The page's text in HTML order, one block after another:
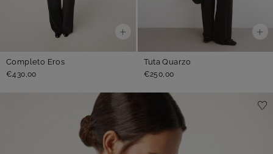
Completo Eros
€430,00
Tuta Quarzo
€250,00